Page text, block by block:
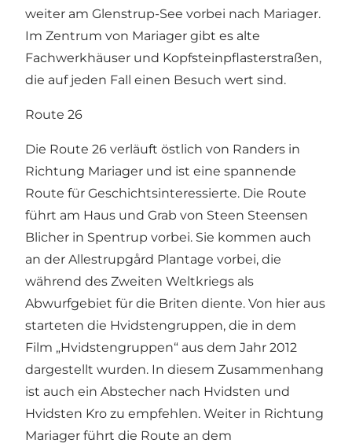
weiter am Glenstrup-See vorbei nach Mariager.
Im Zentrum von Mariager gibt es alte
Fachwerkhäuser und Kopfsteinpflasterstraßen,
die auf jeden Fall einen Besuch wert sind.
Route 26
Die Route 26 verläuft östlich von Randers in
Richtung Mariager und ist eine spannende
Route für Geschichtsinteressierte. Die Route
führt am Haus und Grab von Steen Steensen
Blicher in Spentrup vorbei. Sie kommen auch
an der Allestrupgård Plantage vorbei, die
während des Zweiten Weltkriegs als
Abwurfgebiet für die Briten diente. Von hier aus
starteten die Hvidstengruppen, die in dem
Film „Hvidstengruppen“ aus dem Jahr 2012
dargestellt wurden. In diesem Zusammenhang
ist auch ein Abstecher nach Hvidsten und
Hvidsten Kro zu empfehlen. Weiter in Richtung
Mariager führt die Route an dem